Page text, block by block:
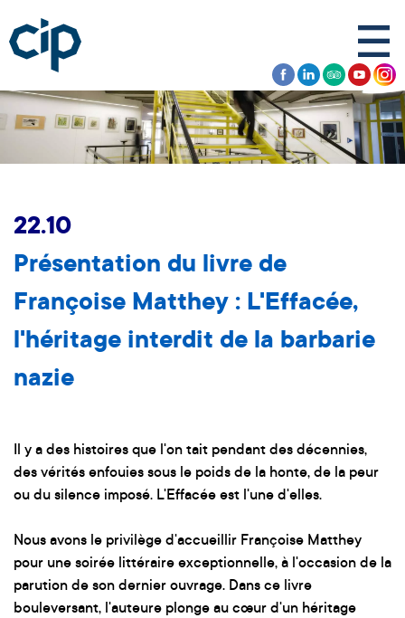
22.10
Présentation du livre de
Françoise Matthey : L'Effacée,
l'héritage interdit de la barbarie
nazie
Il y a des histoires que l'on tait pendant des décennies,
des vérités enfouies sous le poids de la honte, de la peur
ou du silence imposé. L'Effacée est l'une d'elles.
Nous avons le privilège d'accueillir Françoise Matthey
pour une soirée littéraire exceptionnelle, à l'occasion de la
parution de son dernier ouvrage. Dans ce livre
bouleversant, l'auteure plonge au cœur d'un héritage